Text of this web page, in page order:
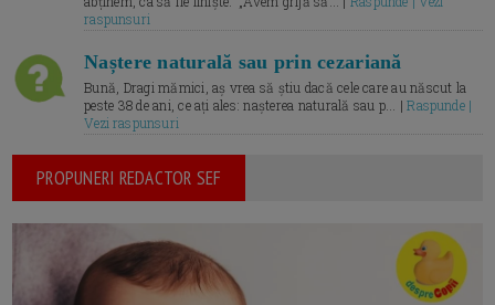
raspunsuri
Naștere naturală sau prin cezariană
Bună, Dragi mămici, aș vrea să știu dacă cele care au născut la
peste 38 de ani, ce ați ales: nașterea naturală sau p... |Raspunde |
Vezi raspunsuri
PROPUNERI REDACTOR SEF